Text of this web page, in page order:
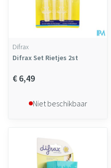
Difrax
Difrax Set Rietjes 2st
€ 6,49
Niet beschikbaar